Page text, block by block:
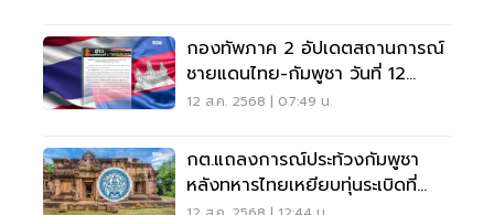
กองทัพภาค 2 อัปเดตสถานการณ์
ชายแดนไทย-กัมพูชา วันที่ 12
ส.ค.68
12 ส.ค. 2568 | 07:49 น.
กต.แถลงการณ์ประท้วงกัมพูชา
หลังทหารไทยเหยียบทุ่นระเบิดที่